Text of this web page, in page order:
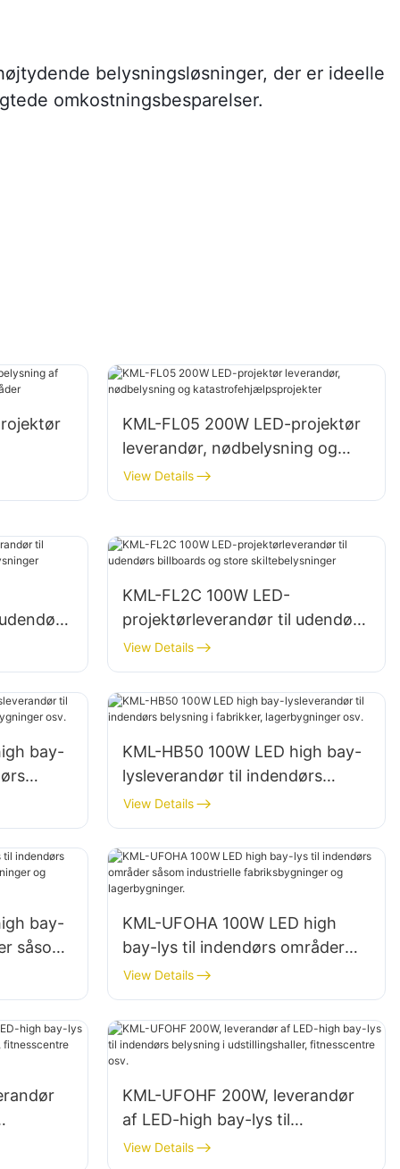
belysningsløsninger, der er ideelle
omkostningsbesparelser.
KML-FL05 200W LED-projektør
leverandør, nødbelysning og
katastrofehjælpsprojekter
View Details
KML-FL2C 100W LED-
projektørleverandør til udendørs
billboards og store
skiltebelysninger
View Details
bay-
KML-HB50 100W LED high bay-
lysleverandør til indendørs
belysning i fabrikker,
lagerbygninger osv.
View Details
bay-
såsom
KML-UFOHA 100W LED high
bay-lys til indendørs områder
såsom industrielle
fabriksbygninger og
lagerbygninger.
View Details
KML-UFOHF 200W, leverandør
af LED-high bay-lys til
indendørs belysning i
View Details